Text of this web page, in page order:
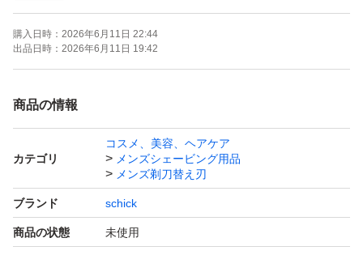
シックシリーズは全て互換性がありますので
他のシックシリーズ本体にも替刃は適用できます。
■アロエ+ビタミンE配合／肌への摩擦を軽減
■フリップ式トリマー／細かい部分まで整えられる
■スキンガード付5枚刃／ヒリヒリから肌を守る
■皮膚科医のテスト済み
ゾーリゾーリと剃りまくって下さい！
購入日時： 2026年6月11日 22:44
出品日時： 2026年6月11日 19:42
商品の情報
カテゴリ
コスメ、美容、ヘアケア
メンズシェービング用品
メンズ剃刀替え刃
ブランド schick
商品の状態 未使用